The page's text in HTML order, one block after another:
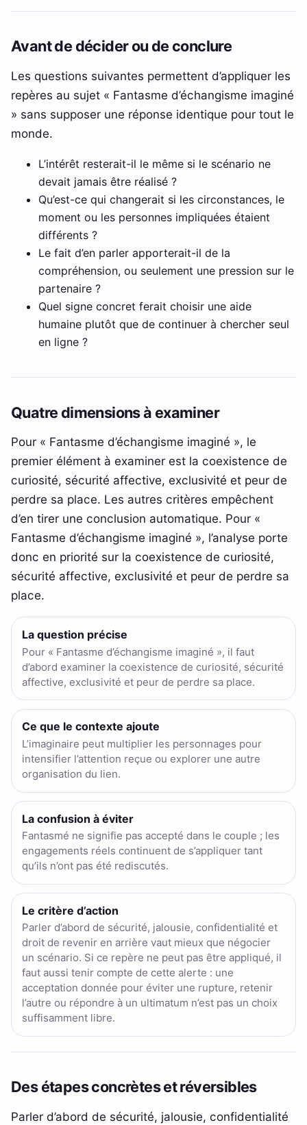
Avant de décider ou de conclure
Les questions suivantes permettent d’appliquer les
repères au sujet « Fantasme d’échangisme imaginé
» sans supposer une réponse identique pour tout le
monde.
L’intérêt resterait-il le même si le scénario ne
devait jamais être réalisé ?
Qu’est-ce qui changerait si les circonstances, le
moment ou les personnes impliquées étaient
différents ?
Le fait d’en parler apporterait-il de la
compréhension, ou seulement une pression sur le
partenaire ?
Quel signe concret ferait choisir une aide
humaine plutôt que de continuer à chercher seul
en ligne ?
Quatre dimensions à examiner
Pour « Fantasme d’échangisme imaginé », le
premier élément à examiner est la coexistence de
curiosité, sécurité affective, exclusivité et peur de
perdre sa place. Les autres critères empêchent
d’en tirer une conclusion automatique. Pour «
Fantasme d’échangisme imaginé », l’analyse porte
donc en priorité sur la coexistence de curiosité,
sécurité affective, exclusivité et peur de perdre sa
place.
La question précise
Pour « Fantasme d’échangisme imaginé », il faut
d’abord examiner la coexistence de curiosité, sécurité
affective, exclusivité et peur de perdre sa place.
Ce que le contexte ajoute
L’imaginaire peut multiplier les personnages pour
intensifier l’attention reçue ou explorer une autre
organisation du lien.
La confusion à éviter
Fantasmé ne signifie pas accepté dans le couple ; les
engagements réels continuent de s’appliquer tant
qu’ils n’ont pas été rediscutés.
Le critère d’action
Parler d’abord de sécurité, jalousie, confidentialité et
droit de revenir en arrière vaut mieux que négocier
un scénario. Si ce repère ne peut pas être appliqué, il
faut aussi tenir compte de cette alerte : une
acceptation donnée pour éviter une rupture, retenir
l’autre ou répondre à un ultimatum n’est pas un choix
suffisamment libre.
Des étapes concrètes et réversibles
Parler d’abord de sécurité, jalousie, confidentialité